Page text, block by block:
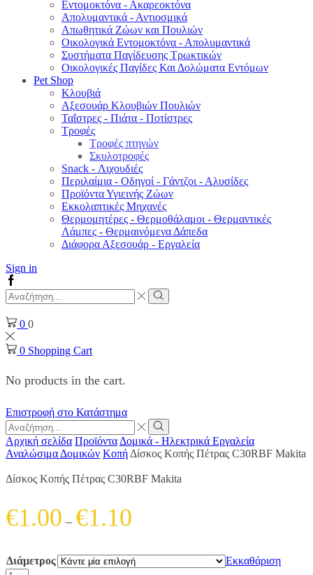
Εντομοκτόνα - Ακαρεοκτόνα
Απολυμαντικά - Αντιοσμικά
Απωθητικά Ζώων και Πουλιών
Οικολογικά Εντομοκτόνα - Απολυμαντικά
Συστήματα Παγίδευσης Τρωκτικών
Οικολογικές Παγίδες Και Δολώματα Εντόμων
Pet Shop
Κλουβιά
Αξεσουάρ Κλουβιών Πουλιών
Ταΐστρες - Πιάτα - Ποτίστρες
Τροφές
Τροφές πτηνών
Σκυλοτροφές
Snack - Λιχουδιές
Περιλαίμια - Οδηγοί - Γάντζοι - Αλυσίδες
Προϊόντα Υγιεινής Ζώων
Εκκολαπτικές Μηχανές
Θερμομητέρες - Θερμοθάλαμοι - Θερμαντικές
Λάμπες - Θερμαινόμενα Δάπεδα
Διάφορα Αξεσουάρ - Εργαλεία
Sign in
Facebook
Search
input
Search
0 0
0 Shopping Cart
No products in the cart.
Επιστροφή στο Κατάστημα
Search
input
Search
Αρχική σελίδα Προϊόντα Δομικά - Ηλεκτρικά Εργαλεία
Αναλώσιμα Δομικών Κοπή Δίσκος Κοπής Πέτρας C30RBF Makita
Δίσκος Κοπής Πέτρας C30RBF Makita
€1.00 – €1.10
through
Διάμετρος
Εκκαθάριση